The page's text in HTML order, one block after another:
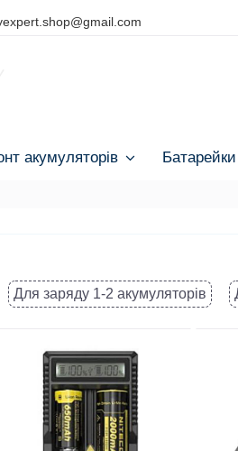
акумуляторів Батарейки
Для заряду 1-2 акумуляторів